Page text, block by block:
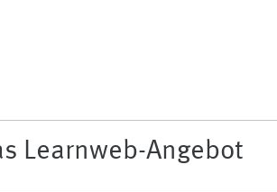
Learnweb-Angebot